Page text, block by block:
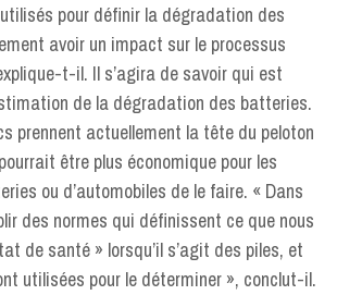
pour définir la dégradation des
avoir un impact sur le processus
t-il. Il s’agira de savoir qui est
de la dégradation des batteries.
prennent actuellement la tête du peloton
être plus économique pour les
ou d’automobiles de le faire. « Dans
des normes qui définissent ce que nous
de santé » lorsqu’il s’agit des piles, et
utilisées pour le déterminer », conclut-il.